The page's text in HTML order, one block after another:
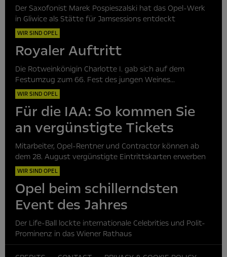
Der Saxofonist Marek Pospieszalski hat das Opel-Werk
in Gliwice als Stätte für Jamsessions entdeckt
WIR SIND OPEL
Royaler Auftritt
Die Rotweinkönigin Charlotte I. gab sich auf dem
Festumzug zum 66. Fest des jungen Weines...
WIR SIND OPEL
Für die IAA: So kommen Sie
an vergünstigte Tickets
Mitarbeiter, Opel-Rentner und Contractor können ab
dem 28. August vergünstigte Eintrittskarten erwerben
WIR SIND OPEL
Opel beim schillerndsten
Event des Jahres
Der Life-Ball lockte internationale Celebrities und Polit-
Prominenz in das Wiener Rathaus